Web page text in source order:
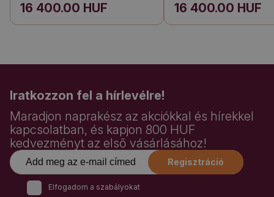
16 400.00 HUF 16 400.00 HUF
Iratkozzon fel a hírlevélre!
Maradjon naprakész az akciókkal és hírekkel
kapcsolatban, és kapjon 800 HUF
kedvezményt az első vásárlásához!
Regisztráció
Elfogadom a szabályokat